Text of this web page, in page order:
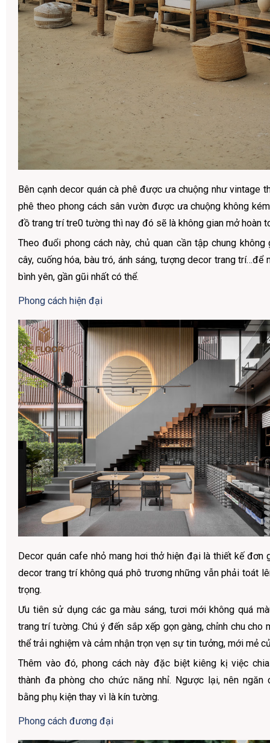
Bên cạnh decor quán cà phê được ưa chuộng như vintage
phê theo phong cách sân vườn được ưa chuộng không
đồ trang trí tre0 tường thì nay đó sẽ là không gian mở hoàn
Theo đuổi phong cách này, chủ quan cần tập chung không
cây, cuống hóa, bàu tró, ánh sáng, tượng decor trang trí…để
bình yên, gần gũi nhất có thể.
Phong cách hiện đại
Decor quán cafe nhỏ mang hơi thở hiện đại là thiết kế đơn
decor trang trí không quá phô trương những vẫn phải toát
trọng.
Ưu tiên sử dụng các ga màu sáng, tươi mới không quá
trang trí tường. Chú ý đến sắp xếp gọn gàng, chỉnh chu cho
thể trải nghiệm và cảm nhận trọn vẹn sự tin tưởng, mới mẻ
Thêm vào đó, phong cách này đặc biệt kiêng kị việc
thành đa phòng cho chức năng nhỉ. Ngược lại, nên ngăn
bằng phụ kiện thay vì là kín tường.
Phong cách đương đại